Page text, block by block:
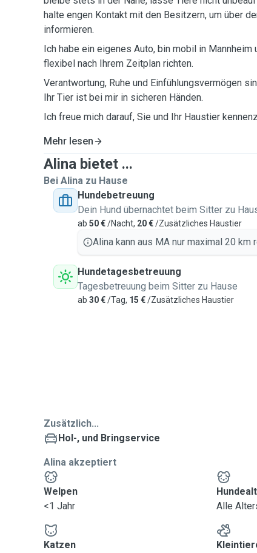
halte engen Kontakt mit den Besitzern, um über
informieren.
Ich habe ein eigenes Auto, bin mobil in Mannheim
flexibel nach Ihrem Zeitplan richten.
Verantwortung, Ruhe und Einfühlungsvermögen
Ihr Tier ist bei mir in sicheren Händen.
Ich freue mich darauf, Sie und Ihr Haustier
Mehr lesen
Alina bietet ...
Bei Alina zu Hause
Hundebetreuung
Dein Hund übernachtet beim Sitter zu
ab 50 €/Nacht, 20 €/Zusätzliches Haustier
Alina kann aus MA nur maximal 20 km
Hundetagesbetreuung
Tagesbetreuung beim Sitter zu Hause
ab 30 €/Tag, 15 €/Zusätzliches Haustier
Zusätzlich...
Hol-, und Bringservice
Alina akzeptiert
Welpen
<1 Jahr
Alle
Katzen